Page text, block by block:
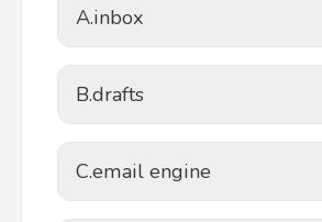
A.inbox
B.drafts
C.email engine